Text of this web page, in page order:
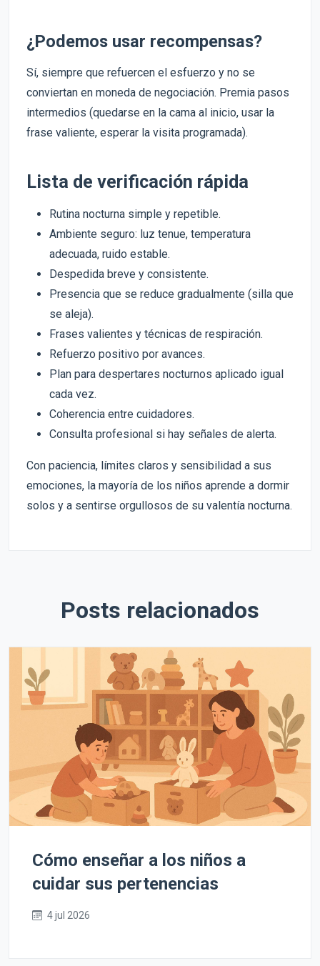
¿Podemos usar recompensas?
Sí, siempre que refuercen el esfuerzo y no se
conviertan en moneda de negociación. Premia pasos
intermedios (quedarse en la cama al inicio, usar la
frase valiente, esperar la visita programada).
Lista de verificación rápida
Rutina nocturna simple y repetible.
Ambiente seguro: luz tenue, temperatura
adecuada, ruido estable.
Despedida breve y consistente.
Presencia que se reduce gradualmente (silla que
se aleja).
Frases valientes y técnicas de respiración.
Refuerzo positivo por avances.
Plan para despertares nocturnos aplicado igual
cada vez.
Coherencia entre cuidadores.
Consulta profesional si hay señales de alerta.
Con paciencia, límites claros y sensibilidad a sus
emociones, la mayoría de los niños aprende a dormir
solos y a sentirse orgullosos de su valentía nocturna.
Posts relacionados
Cómo enseñar a los niños a
cuidar sus pertenencias
4 jul 2026